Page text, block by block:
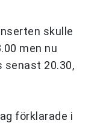
skulle
men nu
senast 20.30,
förklarade i